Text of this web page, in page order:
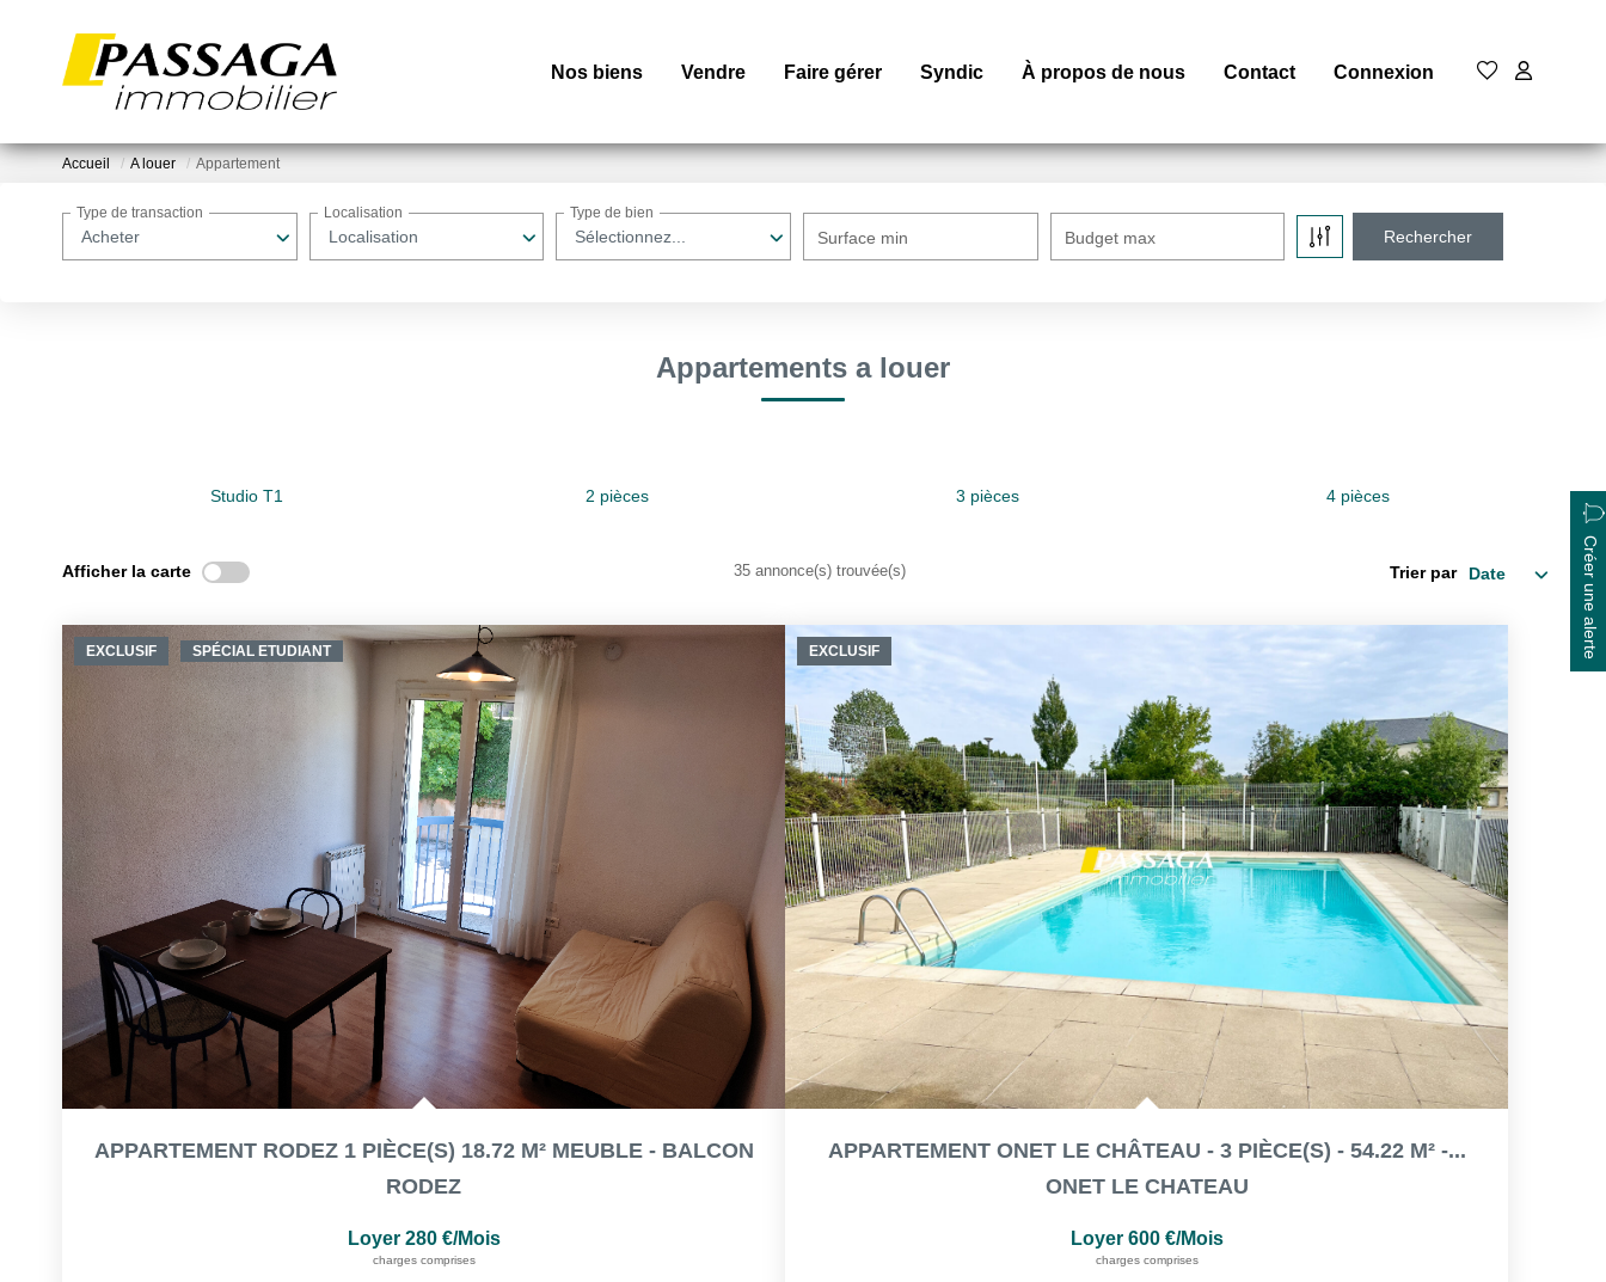
Nos biens Vendre Faire gérer Syndic À propos de nous Contact Connexion
Accueil A louer Appartement
Acheter
Type de transaction
Localisation
Localisation
Sélectionnez...
Type de bien
Surface min Budget max
Appartements a louer
Studio T1 2 pièces 3 pièces 4 pièces
Créer une alerte
Afficher la carte 35 annonce(s) trouvée(s) Trier par
EXCLUSIF SPÉCIAL ETUDIANT
APPARTEMENT RODEZ 1 PIÈCE(S) 18.72 M² MEUBLE - BALCON
RODEZ
Loyer 280 €/mois
charges comprises
EXCLUSIF
APPARTEMENT ONET LE CHÂTEAU - 3 PIÈCE(S) - 54.22 M² -...
ONET LE CHATEAU
Loyer 600 €/mois
charges comprises